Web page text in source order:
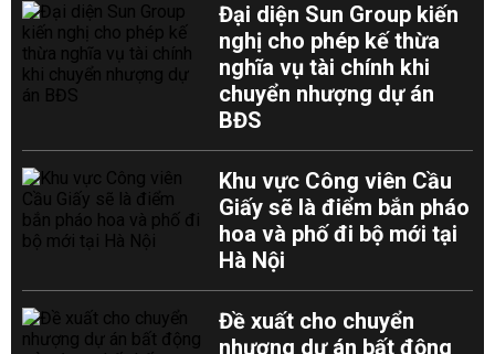
Đại diện Sun Group kiến
nghị cho phép kế thừa
nghĩa vụ tài chính khi
chuyển nhượng dự án
BĐS
Khu vực Công viên Cầu
Giấy sẽ là điểm bắn pháo
hoa và phố đi bộ mới tại
Hà Nội
Đề xuất cho chuyển
nhượng dự án bất động